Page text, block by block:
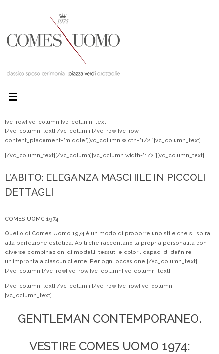
[vc_row][vc_column][vc_column_text]
[/vc_column_text][/vc_column][/vc_row][vc_row
content_placement=”middle”][vc_column width=”1/2″][vc_column_text]
[/vc_column_text][/vc_column][vc_column width=”1/2″][vc_column_text]
L’ABITO: ELEGANZA MASCHILE IN PICCOLI
DETTAGLI
COMES UOMO 1974
Quello di Comes Uomo 1974 è un modo di proporre uno stile che si ispira
alla perfezione estetica. Abiti che raccontano la propria personalità con
diverse combinazioni di modelli, tessuti e colori, capaci di definire
un’impronta a ciascun cliente. Per ogni occasione.[/vc_column_text]
[/vc_column][/vc_row][vc_row][vc_column][vc_column_text]
[/vc_column_text][/vc_column][/vc_row][vc_row][vc_column]
[vc_column_text]
GENTLEMAN CONTEMPORANEO.
VESTIRE COMES UOMO 1974: